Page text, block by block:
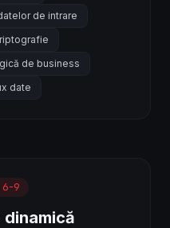
de intrare
de business
date
9
dinamică